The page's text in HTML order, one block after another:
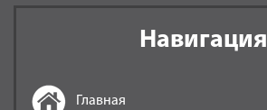
Навигация
Главная